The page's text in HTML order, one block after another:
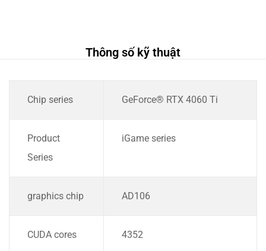
Thông số kỹ thuật
Chip series GeForce® RTX 4060 Ti
Product
Series
iGame series
graphics chip AD106
CUDA cores 4352